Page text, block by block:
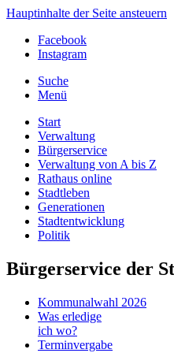
Hauptinhalte der Seite ansteuern
Facebook
Instagram
Suche
Menü
Start
Verwaltung
Bürgerservice
Verwaltung von A bis Z
Rathaus online
Stadtleben
Generationen
Stadtentwicklung
Politik
Bürgerservice der
Kommunalwahl 2026
Was erledige
ich wo?
Terminvergabe